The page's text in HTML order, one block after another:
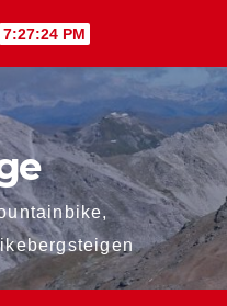
7:27:25 PM